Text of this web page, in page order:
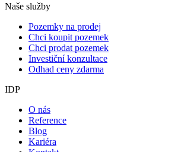
Naše služby
Pozemky na prodej
Chci koupit pozemek
Chci prodat pozemek
Investiční konzultace
Odhad ceny zdarma
IDP
O nás
Reference
Blog
Kariéra